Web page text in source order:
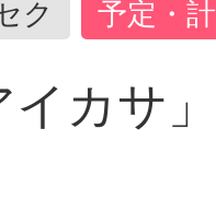
ク 予定・
カサ